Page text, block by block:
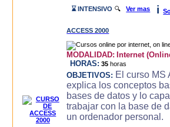
⌛ INTENSIVO 🔍Ver mas i
ACCESS 2000
MODALIDAD: Internet
HORAS: 35 horas
OBJETIVOS: El curso MS
explica los conceptos
bases de datos y lo
trabajar con la base de
un ordenador personal.